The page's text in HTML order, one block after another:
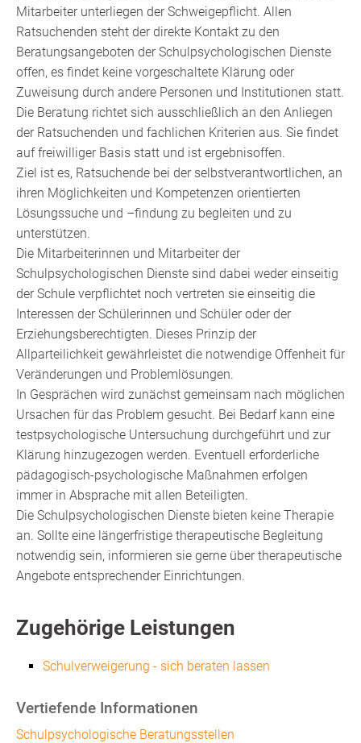
Mitarbeiter unterliegen der Schweigepflicht. Allen
Ratsuchenden steht der direkte Kontakt zu den
Beratungsangeboten der Schulpsychologischen Dienste
offen, es findet keine vorgeschaltete Klärung oder
Zuweisung durch andere Personen und Institutionen statt.
Die Beratung richtet sich ausschließlich an den Anliegen
der Ratsuchenden und fachlichen Kriterien aus. Sie findet
auf freiwilliger Basis statt und ist ergebnisoffen.
Ziel ist es, Ratsuchende bei der selbstverantwortlichen, an
ihren Möglichkeiten und Kompetenzen orientierten
Lösungssuche und –findung zu begleiten und zu
unterstützen.
Die Mitarbeiterinnen und Mitarbeiter der
Schulpsychologischen Dienste sind dabei weder einseitig
der Schule verpflichtet noch vertreten sie einseitig die
Interessen der Schülerinnen und Schüler oder der
Erziehungsberechtigten. Dieses Prinzip der
Allparteilichkeit gewährleistet die notwendige Offenheit für
Veränderungen und Problemlösungen.
In Gesprächen wird zunächst gemeinsam nach möglichen
Ursachen für das Problem gesucht. Bei Bedarf kann eine
testpsychologische Untersuchung durchgeführt und zur
Klärung hinzugezogen werden. Eventuell erforderliche
pädagogisch-psychologische Maßnahmen erfolgen
immer in Absprache mit allen Beteiligten.
Die Schulpsychologischen Dienste bieten keine Therapie
an. Sollte eine längerfristige therapeutische Begleitung
notwendig sein, informieren sie gerne über therapeutische
Angebote entsprechender Einrichtungen.
Vertiefende Informationen
Schulpsychologische Beratungsstellen
Zugehörige Leistungen
Schulverweigerung - sich beraten lassen